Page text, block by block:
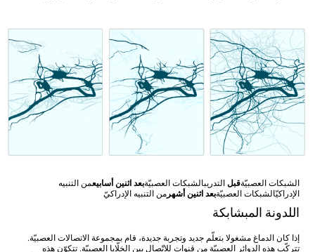
الشبكات العصبيّةقبل التدريبالشبكات العصبيّةبعد اثنين أسابيعمن التنبيه
الإدراكيّالشبكات العصبيّةبعد اثنين أشهرمن التنبيه الإدراكيّ
اللدونة المبشابكة
إذا كان الدماغ مشغولا بتعلّم جديد وتجربة جديدة، قام بمجموعة الاتصالات العصبيّة.
تتركّب هذه الدوائر العصبيّة من قنوات للاتّصال بين الخلّايا العصبيّة. تتكوّن هذه